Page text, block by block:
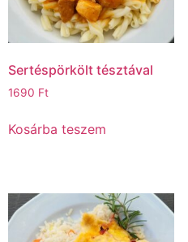
Sertéspörkölt tésztával
1690 Ft
Kosárba teszem